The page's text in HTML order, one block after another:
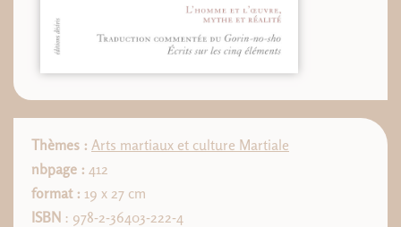
Thèmes : Arts martiaux et culture Martiale
nbpage : 412
format : 19 x 27 cm
ISBN : 978-2-36403-222-4